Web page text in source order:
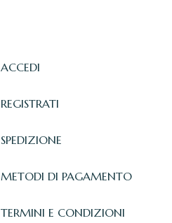
ACCEDI
REGISTRATI
SPEDIZIONE
METODI DI PAGAMENTO
TERMINI E CONDIZIONI